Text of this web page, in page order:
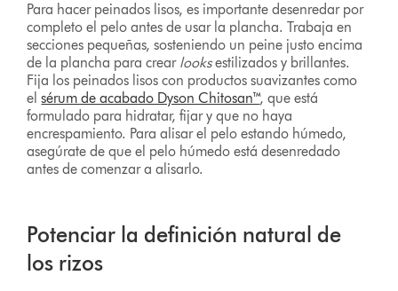
Para hacer peinados lisos, es importante desenredar por
completo el pelo antes de usar la plancha. Trabaja en
secciones pequeñas, sosteniendo un peine justo encima
de la plancha para crear looksestilizados y brillantes.
Fija los peinados lisos con productos suavizantes como
elsérum de acabado Dyson Chitosan™, que está
formulado para hidratar, fijar y que no haya
encrespamiento. Para alisar el pelo estando húmedo,
asegúrate de que el pelo húmedo está desenredado
antes de comenzar a alisarlo.
Potenciar la definición natural de
los rizos